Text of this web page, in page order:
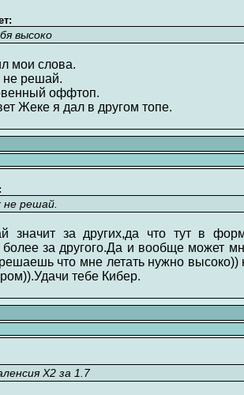
высоко
мои слова.
не решай.
оффтоп.
Жеке я дал в другом топе.
не решай.
значит за других,да что тут в
за другого.Да и вообще может
что мне летать нужно
тебе Кибер.
Х2 за 1.7